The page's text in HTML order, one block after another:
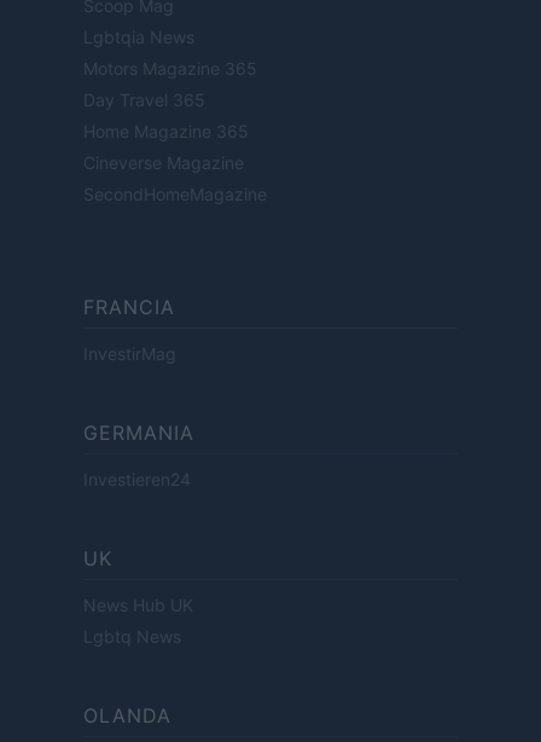
Scoop Mag
Lgbtqia News
Motors Magazine 365
Day Travel 365
Home Magazine 365
Cineverse Magazine
SecondHomeMagazine
FRANCIA
InvestirMag
GERMANIA
Investieren24
UK
News Hub UK
Lgbtq News
OLANDA